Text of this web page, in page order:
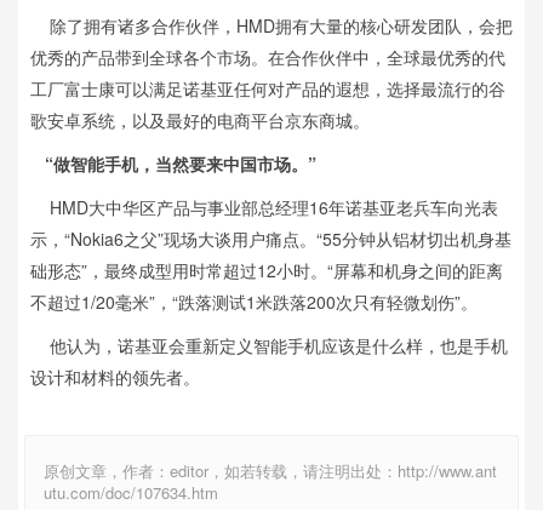
除了拥有诸多合作伙伴，HMD拥有大量的核心研发团队，会把
优秀的产品带到全球各个市场。在合作伙伴中，全球最优秀的代
工厂富士康可以满足诺基亚任何对产品的遐想，选择最流行的谷
歌安卓系统，以及最好的电商平台京东商城。
“做智能手机，当然要来中国市场。”
HMD大中华区产品与事业部总经理16年诺基亚老兵车向光表
示，“Nokia6之父”现场大谈用户痛点。“55分钟从铝材切出机身基
础形态”，最终成型用时常超过12小时。“屏幕和机身之间的距离
不超过1/20毫米”，“跌落测试1米跌落200次只有轻微划伤”。
他认为，诺基亚会重新定义智能手机应该是什么样，也是手机
设计和材料的领先者。
原创文章，作者：editor，如若转载，请注明出处：http://www.ant
utu.com/doc/107634.htm